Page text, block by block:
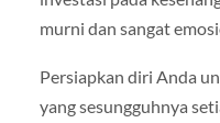
murni dan sangat
Persiapkan diri Anda
yang sesungguhnya